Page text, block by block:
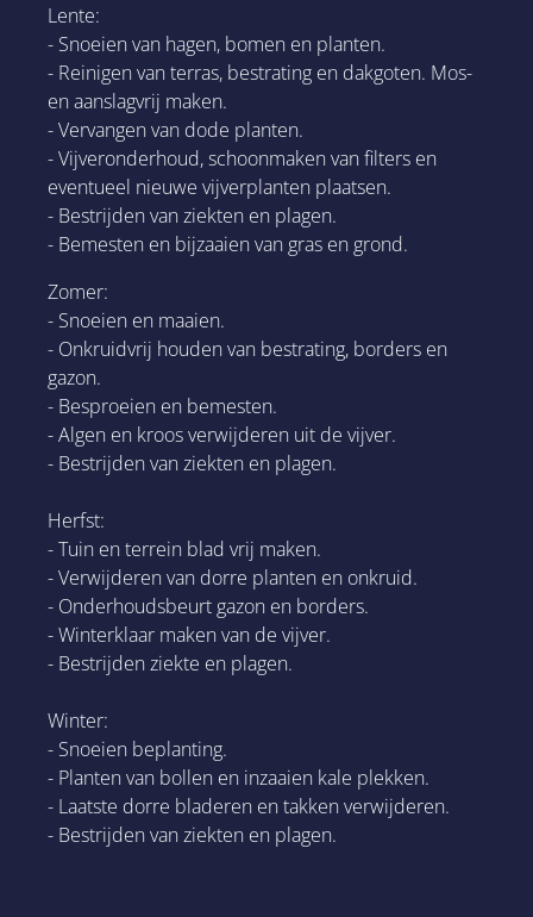
Lente:
- Snoeien van hagen, bomen en planten.
- Reinigen van terras, bestrating en dakgoten. Mos-
en aanslagvrij maken.
- Vervangen van dode planten.
- Vijveronderhoud, schoonmaken van filters en
eventueel nieuwe vijverplanten plaatsen.
- Bestrijden van ziekten en plagen.
- Bemesten en bijzaaien van gras en grond.
Zomer:
- Snoeien en maaien.
- Onkruidvrij houden van bestrating, borders en
gazon.
- Besproeien en bemesten.
- Algen en kroos verwijderen uit de vijver.
- Bestrijden van ziekten en plagen.
Herfst:
- Tuin en terrein blad vrij maken.
- Verwijderen van dorre planten en onkruid.
- Onderhoudsbeurt gazon en borders.
- Winterklaar maken van de vijver.
- Bestrijden ziekte en plagen.
Winter:
- Snoeien beplanting.
- Planten van bollen en inzaaien kale plekken.
- Laatste dorre bladeren en takken verwijderen.
- Bestrijden van ziekten en plagen.